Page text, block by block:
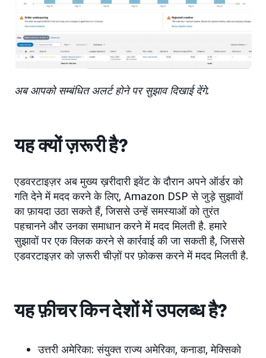
अब आपको सम्बंधित अलर्ट होने पर सुझाव दिखाई देंगे.
यह क्यों ज़रूरी है?
एडवरटाइज़र अब मुख्य ख़रीदारी इवेंट के दौरान अपने ऑर्डर को
गति देने में मदद करने के लिए, Amazon DSP से जुड़े सुझावों
का फ़ायदा उठा सकते हैं, जिससे उन्हें समस्याओं को तुरंत
पहचानने और उनका समाधान करने में मदद मिलती है. हमारे
सुझावों पर एक क्लिक करने से कार्रवाई की जा सकती है, जिससे
एडवरटाइज़र को ज़रूरी चीज़ों पर फ़ोकस करने में मदद मिलती है.
यह फ़ीचर किन देशों में उपलब्ध है?
उत्तरी अमेरिका:संयुक्त राज्य अमेरिका, कनाडा, मेक्सिको